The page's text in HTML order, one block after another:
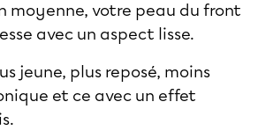
moyenne, votre peau du front
avec un aspect lisse.
jeune, plus reposé, moins
et ce avec un effet